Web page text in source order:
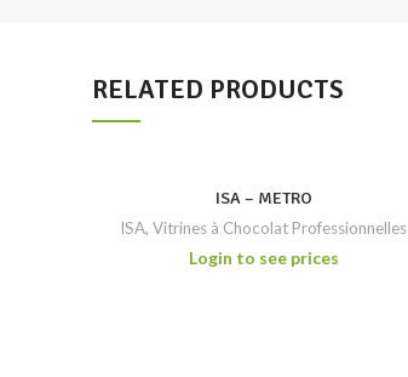
RELATED PRODUCTS
ISA – METRO
ISA, Vitrines à Chocolat Professionnelles
Login to see prices